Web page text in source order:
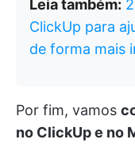
Leia também:
ClickUp para
de forma mais
Por fim, vamos
no ClickUp e no